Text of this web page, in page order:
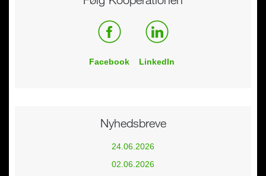
Facebook LinkedIn
Nyhedsbreve
24.06.2026
02.06.2026